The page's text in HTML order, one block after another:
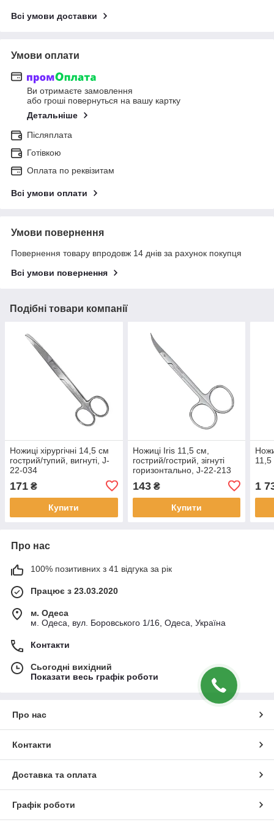
Всі умови доставки
Умови оплати
Ви отримаєте замовлення
або гроші повернуться на вашу картку
Детальніше
Післяплата
Готівкою
Оплата по реквізитам
Всі умови оплати
Умови повернення
Повернення товару впродовж 14 днів за рахунок покупця
Всі умови повернення
Подібні товари компанії
Ножиці хірургічні 14,5 см
гострий/тупий, вигнуті, J-
22-034
171 ₴
Купити
Ножиці Iris 11,5 см,
гострий/гострий, зігнуті
горизонтально, J-22-213
143₴
Купити
1
Про нас
100% позитивних з 41 відгука за рік
Працює з 23.03.2020
м. Одеса
м. Одеса, вул. Боровського 1/16, Одеса, Україна
Контакти
Сьогодні вихідний
Показати весь графік роботи
Про нас
Контакти
Доставка та оплата
Графік роботи